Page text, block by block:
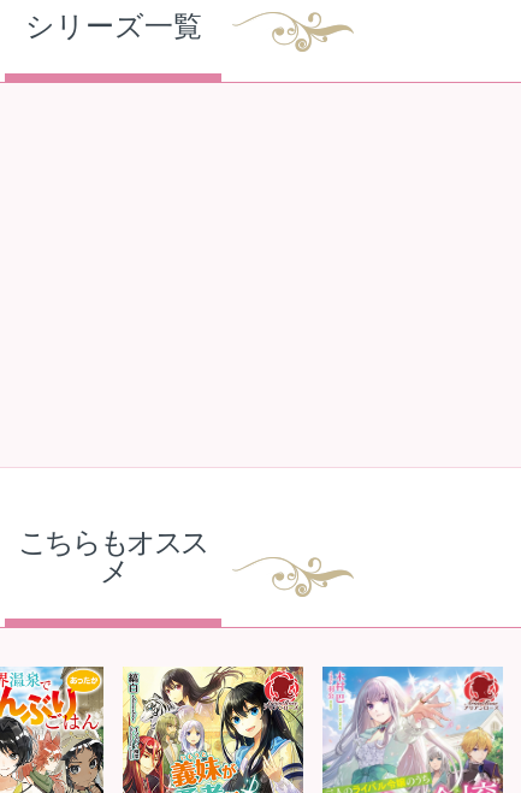
シリーズ一覧
こちらもオスス
メ